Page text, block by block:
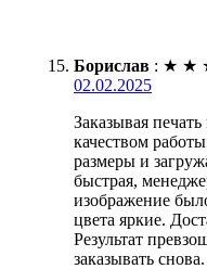
Борислав : ★ ★
02.02.2025
Заказывая
качеством
размеры и
быстрая,
изображение
цвета яркие.
Результат
заказывать